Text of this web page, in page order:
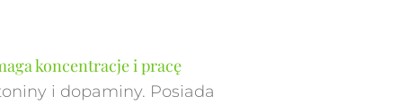
koncentracje i pracę
i dopaminy. Posiada